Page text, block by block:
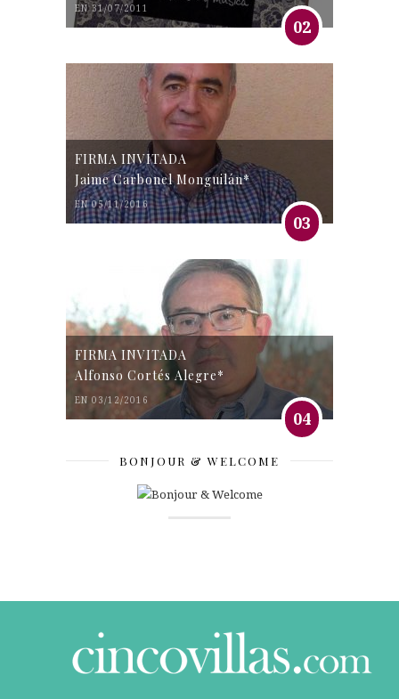
EN 31/07/2011
02
FIRMA INVITADA
Jaime Carbonel Monguilán*
EN 05/11/2016
03
FIRMA INVITADA
Alfonso Cortés Alegre*
EN 03/12/2016
04
BONJOUR & WELCOME